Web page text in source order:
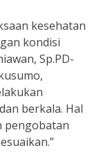
kesehatan
kondisi
Sp.PD-
berkala. Hal
pengobatan